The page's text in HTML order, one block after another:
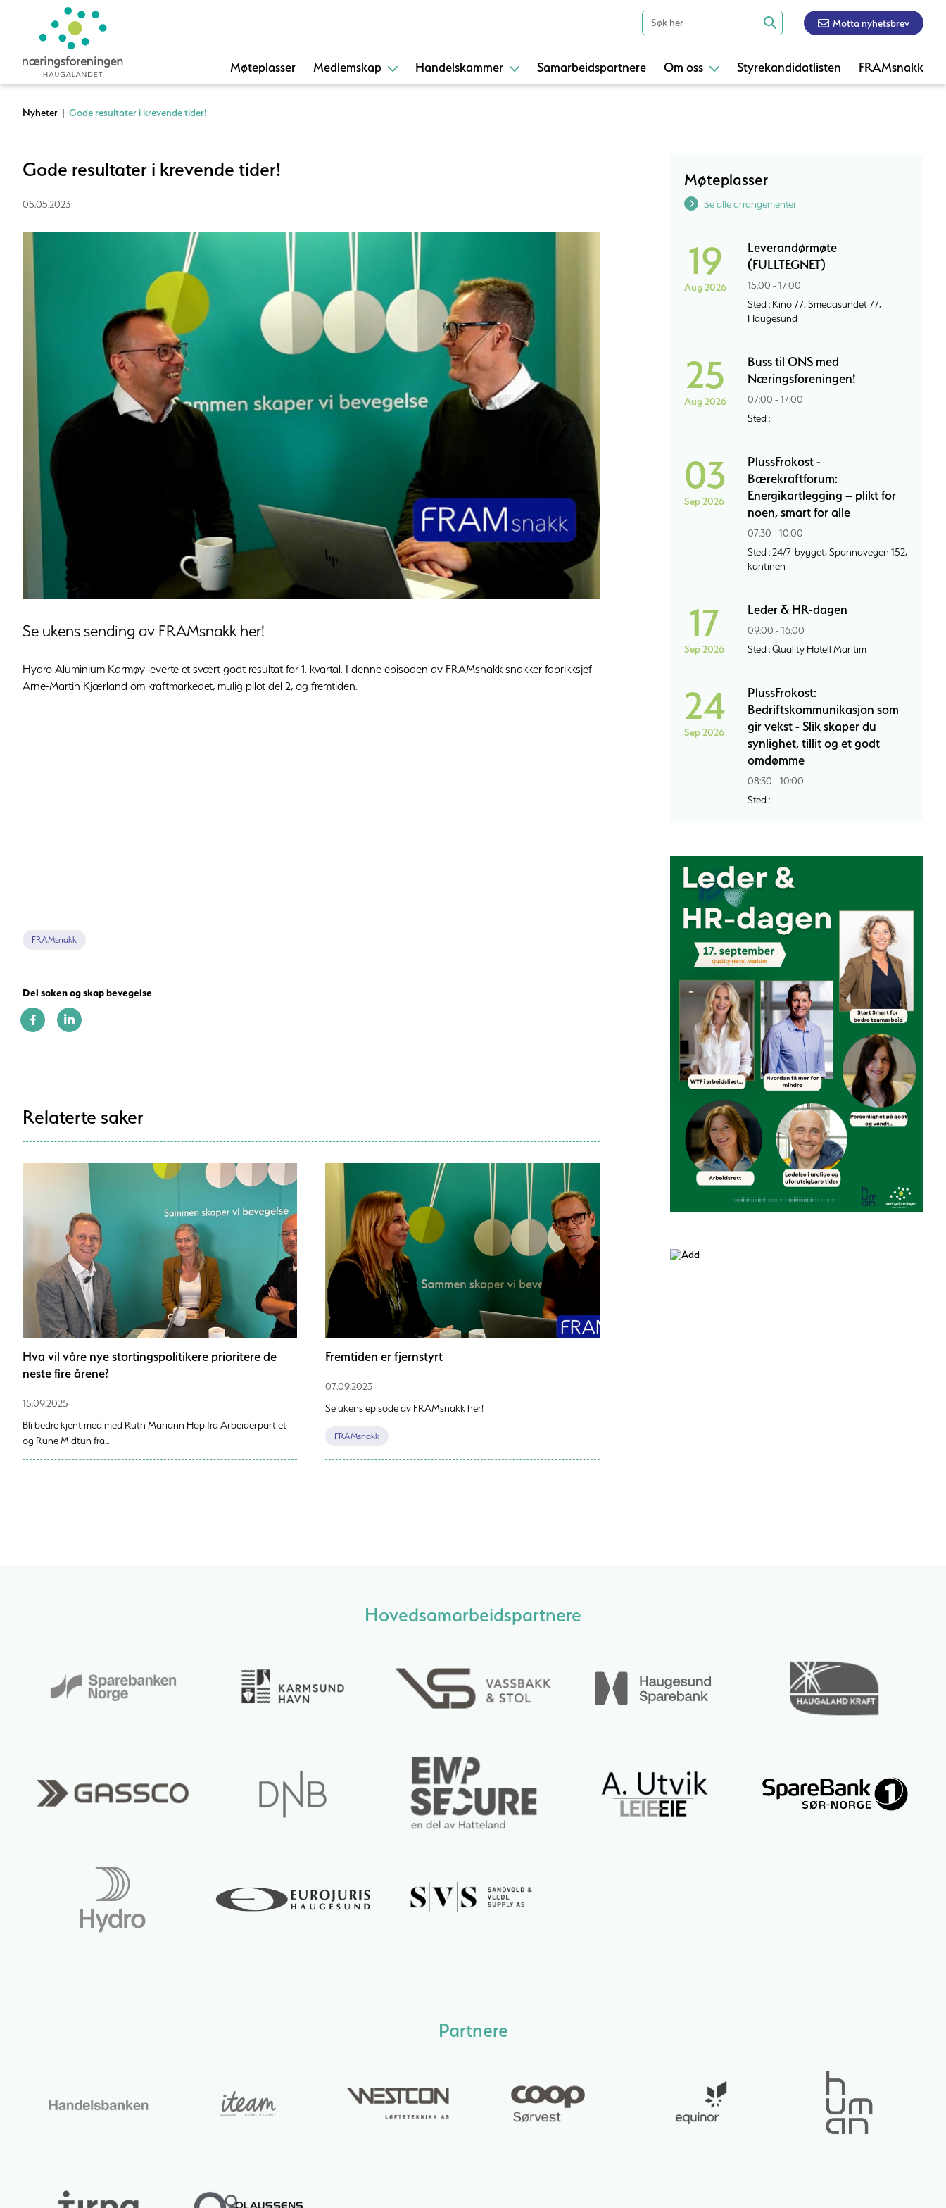
Motta nyhetsbrev
Møteplasser Medlemskap Handelskammer Samarbeidspartnere Om oss Styrekandidatlisten FRAMsnakk
Nyheter | Gode resultater i krevende tider!
Gode resultater i krevende tider!
05.05.2023
Se ukens sending av FRAMsnakk her!
Hydro Aluminium Karmøy leverte et svært godt resultat for 1. kvartal. I denne episoden av FRAMsnakk snakker fabrikksjef
Arne-Martin Kjærland om kraftmarkedet, mulig pilot del 2, og fremtiden.
FRAMsnakk
Del saken og skap bevegelse
Relaterte saker
Hva vil våre nye stortingspolitikere prioritere de
neste fire årene?
15.09.2025
Bli bedre kjent med med Ruth Mariann Hop fra Arbeiderpartiet
og Rune Midtun fra...
Fremtiden er fjernstyrt
07.09.2023
Se ukens episode av FRAMsnakk her!
FRAMsnakk
Møteplasser
Se alle arrangementer
19
Aug 2026
Leverandørmøte
(FULLTEGNET)
15:00 - 17:00
Sted : Kino 77, Smedasundet 77,
Haugesund
25
Aug 2026
Buss til ONS med
Næringsforeningen!
07:00 - 17:00
Sted :
03
Sep 2026
PlussFrokost -
Bærekraftforum:
Energikartlegging – plikt for
noen, smart for alle
07:30 - 10:00
Sted : 24/7-bygget, Spannavegen 152,
kantinen
17
Sep 2026
Leder & HR-dagen
09:00 - 16:00
Sted : Quality Hotell Maritim
24
Sep 2026
PlussFrokost:
Bedriftskommunikasjon som
gir vekst - Slik skaper du
synlighet, tillit og et godt
omdømme
08:30 - 10:00
Sted :
Hovedsamarbeidspartnere
Partnere